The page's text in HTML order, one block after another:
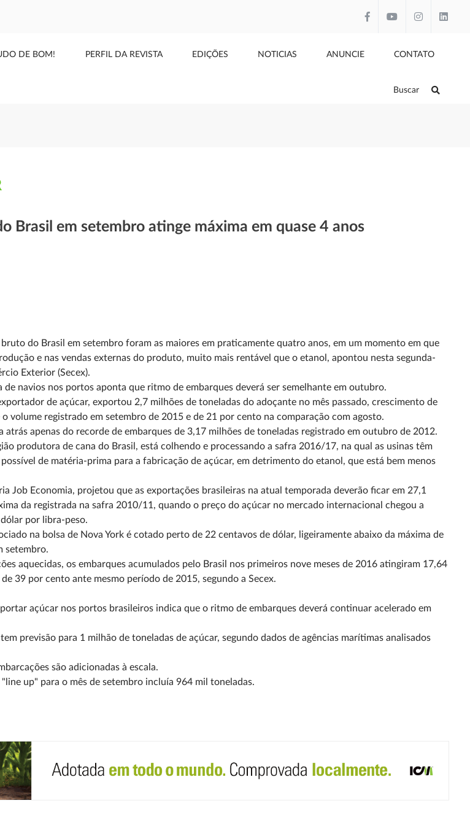
DE BOM! PERFIL DA REVISTA EDIÇÕES NOTICIAS ANUNCIE CONTATO
Buscar
Brasil em setembro atinge máxima em quase 4 anos
do Brasil em setembro foram as maiores em praticamente quatro anos, em um momento em que
e nas vendas externas do produto, muito mais rentável que o etanol, apontou nesta segunda-
Exterior (Secex).
de navios nos portos aponta que ritmo de embarques deverá ser semelhante em outubro.
de açúcar, exportou 2,7 milhões de toneladas do adoçante no mês passado, crescimento de
volume registrado em setembro de 2015 e de 21 por cento na comparação com agosto.
atrás apenas do recorde de embarques de 3,17 milhões de toneladas registrado em outubro de 2012.
produtora de cana do Brasil, está colhendo e processando a safra 2016/17, na qual as usinas têm
de matéria-prima para a fabricação de açúcar, em detrimento do etanol, que está bem menos
Job Economia, projetou que as exportações brasileiras na atual temporada deverão ficar em 27,1
da registrada na safra 2010/11, quando o preço do açúcar no mercado internacional chegou a
por libra-peso.
na bolsa de Nova York é cotado perto de 22 centavos de dólar, ligeiramente abaixo da máxima de
setembro.
aquecidas, os embarques acumulados pelo Brasil nos primeiros nove meses de 2016 atingiram 17,64
39 por cento ante mesmo período de 2015, segundo a Secex.
açúcar nos portos brasileiros indica que o ritmo de embarques deverá continuar acelerado em
previsão para 1 milhão de toneladas de açúcar, segundo dados de agências marítimas analisados
são adicionadas à escala.
up" para o mês de setembro incluía 964 mil toneladas.